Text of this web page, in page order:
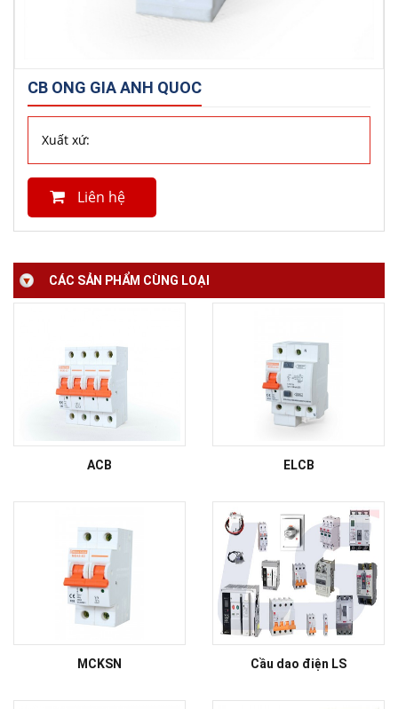
CB ONG GIA ANH QUOC
Xuất xứ:
Liên hệ
CÁC SẢN PHẨM CÙNG LOẠI
ACB ELCB
MCKSN Cầu dao điện LS